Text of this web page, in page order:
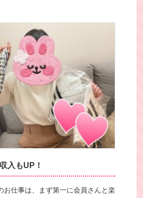
入もUP！
お仕事は、まず第一に会員さんと楽